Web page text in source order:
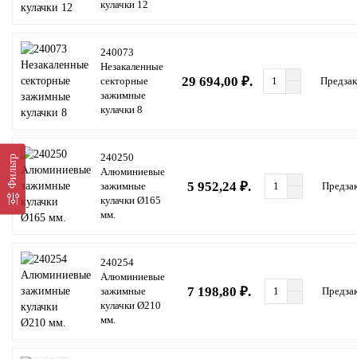
Фильтр
кулачки 12
240073
Незакаленные
секторные
зажимные
кулачки 8
29 694,00 ₽.
240250
Алюминиевые
зажимные
кулачки Ø165
мм.
5 952,24 ₽.
240254
Алюминиевые
зажимные
кулачки Ø210
мм.
7 198,80 ₽.